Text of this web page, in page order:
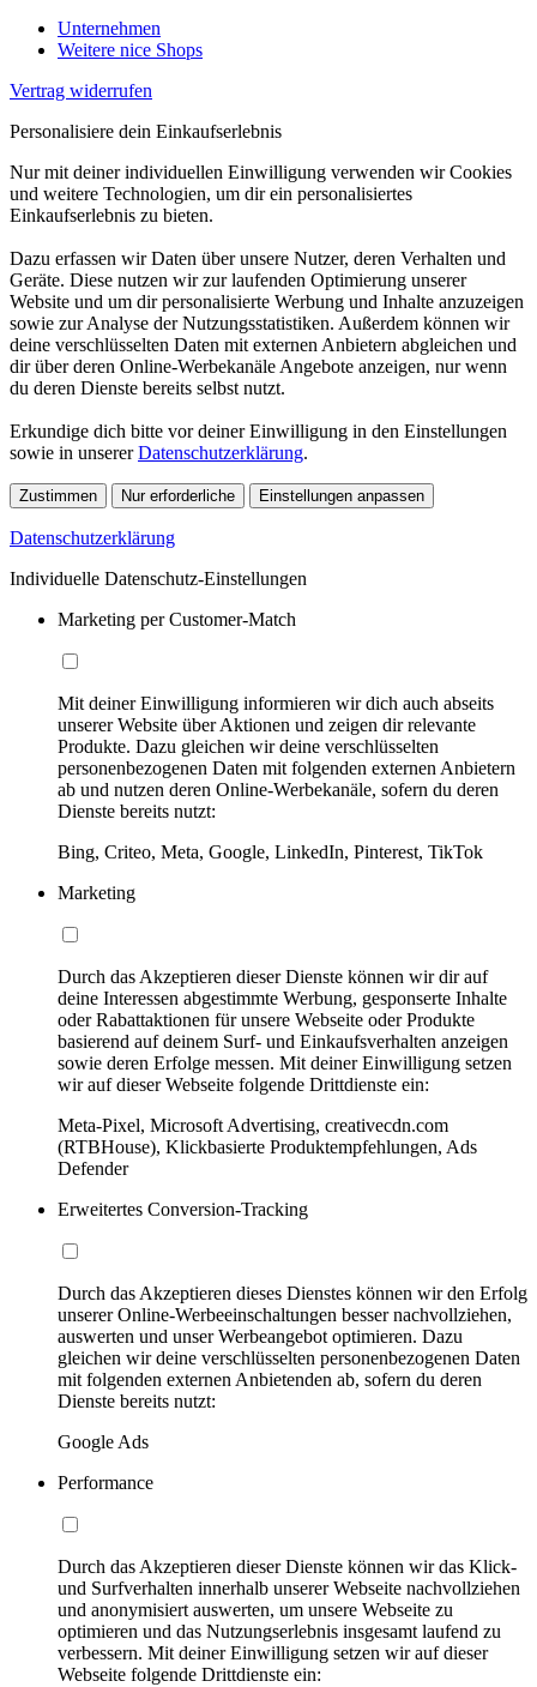
Unternehmen
Weitere nice Shops
Vertrag widerrufen
Personalisiere dein Einkaufserlebnis
Nur mit deiner individuellen Einwilligung verwenden wir Cookies
und weitere Technologien, um dir ein personalisiertes
Einkaufserlebnis zu bieten.
Dazu erfassen wir Daten über unsere Nutzer, deren Verhalten und
Geräte. Diese nutzen wir zur laufenden Optimierung unserer
Website und um dir personalisierte Werbung und Inhalte anzuzeigen
sowie zur Analyse der Nutzungsstatistiken. Außerdem können wir
deine verschlüsselten Daten mit externen Anbietern abgleichen und
dir über deren Online-Werbekanäle Angebote anzeigen, nur wenn
du deren Dienste bereits selbst nutzt.
Erkundige dich bitte vor deiner Einwilligung in den Einstellungen
sowie in unsererDatenschutzerklärung.
Zustimmen Nur erforderliche Einstellungen anpassen
Datenschutzerklärung
Individuelle Datenschutz-Einstellungen
Marketing per Customer-Match
Mit deiner Einwilligung informieren wir dich auch abseits
unserer Website über Aktionen und zeigen dir relevante
Produkte. Dazu gleichen wir deine verschlüsselten
personenbezogenen Daten mit folgenden externen Anbietern
ab und nutzen deren Online-Werbekanäle, sofern du deren
Dienste bereits nutzt:
Bing, Criteo, Meta, Google, LinkedIn, Pinterest, TikTok
Marketing
Durch das Akzeptieren dieser Dienste können wir dir auf
deine Interessen abgestimmte Werbung, gesponserte Inhalte
oder Rabattaktionen für unsere Webseite oder Produkte
basierend auf deinem Surf- und Einkaufsverhalten anzeigen
sowie deren Erfolge messen. Mit deiner Einwilligung setzen
wir auf dieser Webseite folgende Drittdienste ein:
Meta-Pixel, Microsoft Advertising, creativecdn.com
(RTBHouse), Klickbasierte Produktempfehlungen, Ads
Defender
Erweitertes Conversion-Tracking
Durch das Akzeptieren dieses Dienstes können wir den Erfolg
unserer Online-Werbeeinschaltungen besser nachvollziehen,
auswerten und unser Werbeangebot optimieren. Dazu
gleichen wir deine verschlüsselten personenbezogenen Daten
mit folgenden externen Anbietenden ab, sofern du deren
Dienste bereits nutzt:
Google Ads
Performance
Durch das Akzeptieren dieser Dienste können wir das Klick-
und Surfverhalten innerhalb unserer Webseite nachvollziehen
und anonymisiert auswerten, um unsere Webseite zu
optimieren und das Nutzungserlebnis insgesamt laufend zu
verbessern. Mit deiner Einwilligung setzen wir auf dieser
Webseite folgende Drittdienste ein: